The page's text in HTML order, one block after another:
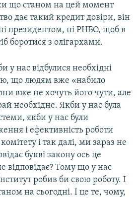
що станом на цей момент
дає такий кредит довіри, він
президентом, ні РНБО, щоб в
боротися з олігархами.
у нас відбулися необхідні
що людям вже «набило
вже не хочуть його чути, але
необхідне. Якби у нас була
якби у нас були
і ефективність роботи
і так далі, ми зараз не
букві закону ось це
Тому що у нас
робив би свою роботу. І
на сьогодні. І це те, чому,